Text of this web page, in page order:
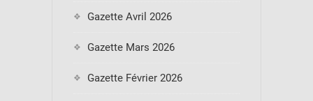
Gazette Avril 2026
Gazette Mars 2026
Gazette Février 2026